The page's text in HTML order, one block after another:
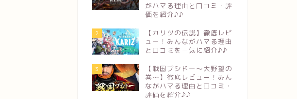
がハマる理由と口コミ・評
価を紹介♪♪
2
【カリツの伝説】徹底レビ
ュー！みんながハマる理由
と口コミを一気に紹介♪♪
3
【戦国ブシドー〜大野望の
巻〜】徹底レビュー！みん
ながハマる理由と口コミ・
評価を紹介♪♪